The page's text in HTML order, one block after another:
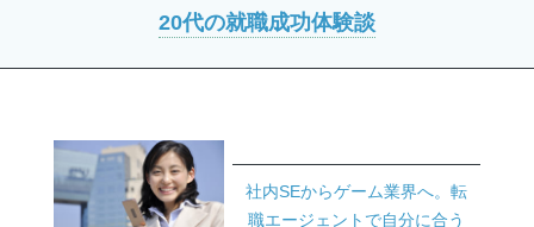
20代の就職成功体験談
社内SEからゲーム業界へ。転
職エージェントで自分に合う